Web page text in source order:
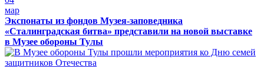
мар
Экспонаты из фондов Музея-заповедника
«Сталинградская битва» представили на новой выставке
в Музее обороны Тулы